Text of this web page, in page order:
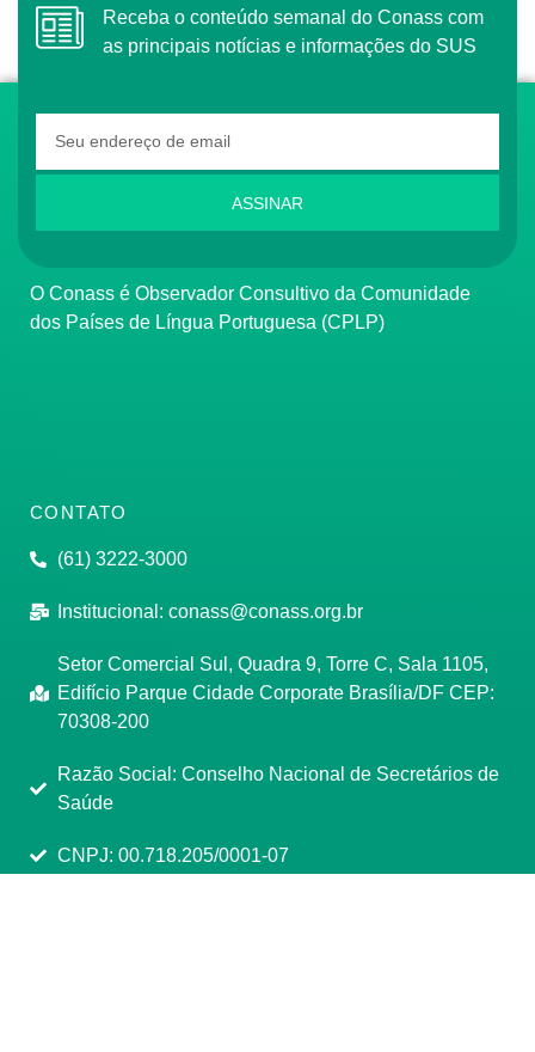
Receba o conteúdo semanal do Conass com
as principais notícias e informações do SUS
ASSINAR
O Conass é Observador Consultivo da Comunidade
dos Países de Língua Portuguesa (CPLP)
CONTATO
(61) 3222-3000
Institucional: conass@conass.org.br
Setor Comercial Sul, Quadra 9, Torre C, Sala 1105,
Edifício Parque Cidade Corporate Brasília/DF CEP:
70308-200
Razão Social: Conselho Nacional de Secretários de
Saúde
CNPJ: 00.718.205/0001-07